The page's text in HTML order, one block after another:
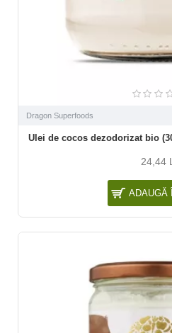
Dragon Superfoods
Ulei de cocos dezodorizat bio
24,44
ADAUGĂ